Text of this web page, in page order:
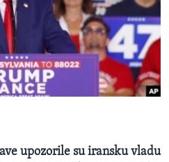
upozorile su iransku vladu